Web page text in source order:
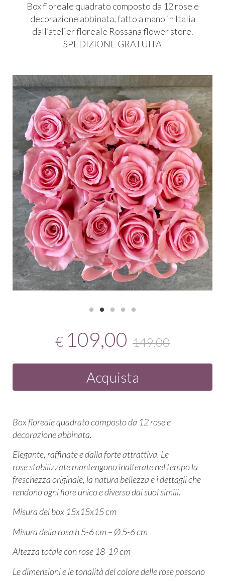
Box floreale quadrato composto da 12 rose e
decorazione abbinata, fatto a mano in Italia
dall’atelier floreale Rossana flower store.
SPEDIZIONE GRATUITA
€ 109,00 149,00
Acquista
Box floreale quadrato composto da 12 rose e
decorazione abbinata.
Elegante, raffinate e dalla forte attrattiva. Le
rose stabilizzate mantengono inalterate nel tempo la
freschezza originale, la natura bellezza e i dettagli che
rendono ogni fiore unico e diverso dai suoi simili.
Misura del box 15x15x15 cm
Misura della rosa h 5-6 cm – Ø 5-6 cm
Altezza totale con rose 18-19 cm
Le dimensioni e le tonalità del colore delle rose possono